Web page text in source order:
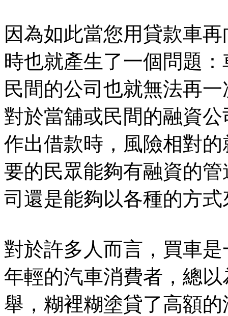
因為如此當您用貸款車
時也就產生了一個問題
民間的公司也就無法再
對於當舖或民間的融資
作出借款時，風險相對
要的民眾能夠有融資的
司還是能夠以各種的方
對於許多人而言，買車
年輕的汽車消費者，總以
舉，糊裡糊塗貸了高額